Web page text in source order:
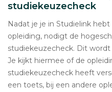
studiekeuzecheck
Nadat je je in Studielink
opleiding, nodigt de
studiekeuzecheck. Dit
Je kijkt hiermee of de
studiekeuzecheck heeft
een toets, bij een andere